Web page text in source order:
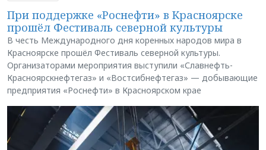
При поддержке «Роснефти» в Красноярске
прошёл Фестиваль северной культуры
В честь Международного дня коренных народов мира в
Красноярске прошёл Фестиваль северной культуры.
Организаторами мероприятия выступили «Славнефть-
Красноярскнефтегаз» и «Востсибнефтегаз» — добывающие
предприятия «Роснефти» в Красноярском крае